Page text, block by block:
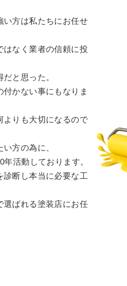
い方は私たちにお任せ
はなく業者の信頼に投
と思った。
かない事にもなりま
よりも大切になるので
方の為に、
活動しております。
断し本当に必要な工
選ばれる塗装店にお任